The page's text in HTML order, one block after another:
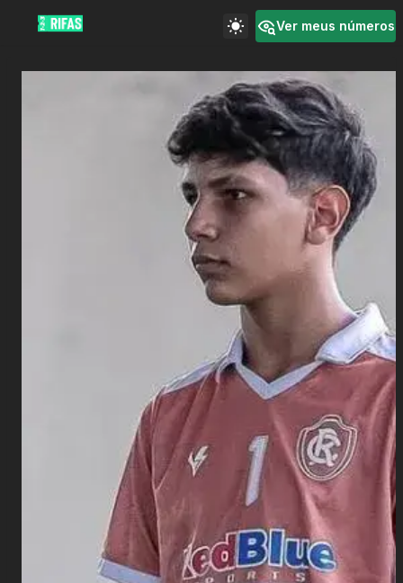
Ver meus números